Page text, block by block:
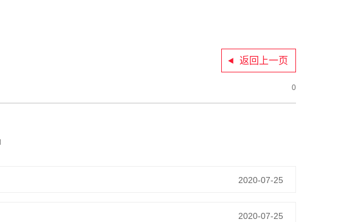
返回上一页
0
2020-07-25
2020-07-25